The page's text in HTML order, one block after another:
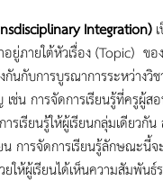
Integration)
ภายใต้หัวเรื่อง (Topic) ข
กับการบูรณาการระหว่างวิ
ช่น การจัดการเรียนรู้ที่ครู
รเรียนรู้ให้ผู้เรียนกลุ่มเดียว
น การจัดการเรียนรู้ลักษณะ
ให้ผู้เรียนได้เห็นความสัมพัน